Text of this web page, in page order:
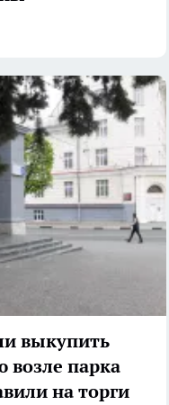
выкупить
возле парка
на торги